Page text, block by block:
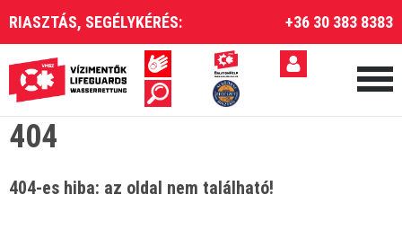
RIASZTÁS, SEGÉLYKÉRÉS: +36 30 383 8383
404
404-es hiba: az oldal nem található!